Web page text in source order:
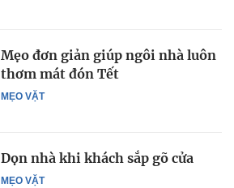
MẸO VẶT
Mẹo đơn giản giúp ngôi nhà luôn
thơm mát đón Tết
MẸO VẶT
Dọn nhà khi khách sắp gõ cửa